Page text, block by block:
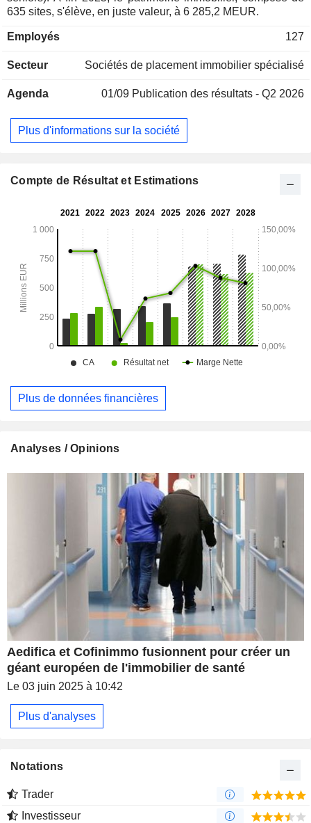
635 sites, s'élève, en juste valeur, à 6 285,2 MEUR.
Employés 127
Secteur Sociétés de placement immobilier spécialisé
Agenda 01/09 Publication des résultats - Q2 2026
Plus d'informations sur la société
Compte de Résultat et Estimations
Plus de données financières
Analyses / Opinions
Aedifica et Cofinimmo fusionnent pour créer un
géant européen de l'immobilier de santé
Le 03 juin 2025 à 10:42
Plus d'analyses
Notations
Trader
Investisseur